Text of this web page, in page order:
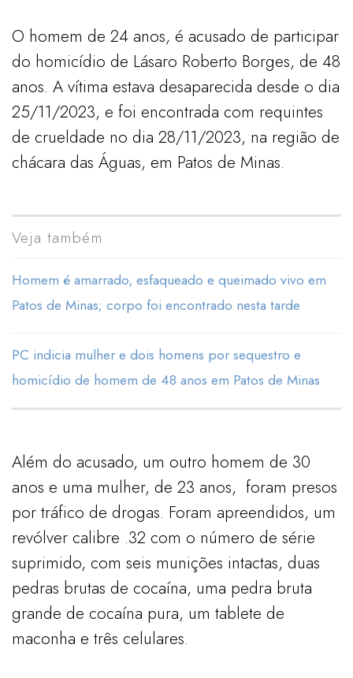
O homem de 24 anos, é acusado de participar
do homicídio de Lásaro Roberto Borges, de 48
anos. A vítima estava desaparecida desde o dia
25/11/2023, e foi encontrada com requintes
de crueldade no dia 28/11/2023, na região de
chácara das Águas, em Patos de Minas.
Veja também
Homem é amarrado, esfaqueado e queimado vivo em
Patos de Minas; corpo foi encontrado nesta tarde
PC indicia mulher e dois homens por sequestro e
homicídio de homem de 48 anos em Patos de Minas
Além do acusado, um outro homem de 30
anos e uma mulher, de 23 anos, foram presos
por tráfico de drogas. Foram apreendidos, um
revólver calibre .32 com o número de série
suprimido, com seis munições intactas, duas
pedras brutas de cocaína, uma pedra bruta
grande de cocaína pura, um tablete de
maconha e três celulares.